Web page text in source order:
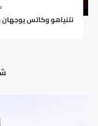
نتنياهو وكاتس يوجهان